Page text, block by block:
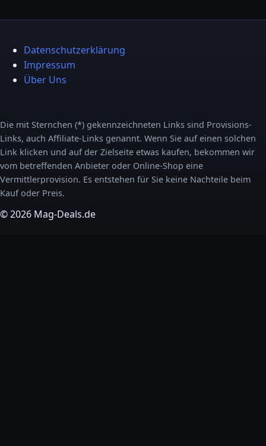
Datenschutzerklärung
Impressum
Über Uns
Die mit Sternchen (*) gekennzeichneten Links sind Provisions-
Links, auch Affiliate-Links genannt. Wenn Sie auf einen solchen
Link klicken und auf der Zielseite etwas kaufen, bekommen wir
vom betreffenden Anbieter oder Online-Shop eine
Vermittlerprovision. Es entstehen für Sie keine Nachteile beim
Kauf oder Preis.
© 2026 Mag-Deals.de